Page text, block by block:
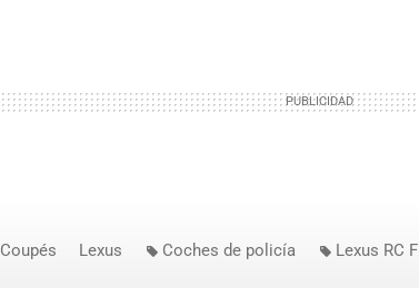
Coupés Lexus Coches de policía Lexus RC F